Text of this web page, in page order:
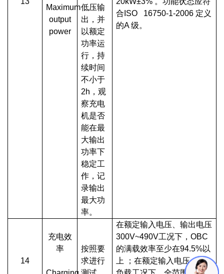
Maximum
output
power
低压输
出，并
以额定
功率运
行，持
续时间
不小于
2h，观
察充电
机是否
能在最
大输出
功率下
稳定工
作，记
录输出
最大功
率。
合ISO 16750-1-2006 定义
的A 级。
14
充电效
率
按照要
求进行
在额定输入电压、输出电压
300V~490V工况下，OBC
的满载效率至少在94.5%以
上 ；在额定输入电压、满